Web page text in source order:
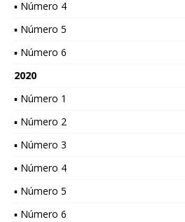
▪ Número 4
▪ Número 5
▪ Número 6
2020
▪ Número 1
▪ Número 2
▪ Número 3
▪ Número 4
▪ Número 5
▪ Número 6